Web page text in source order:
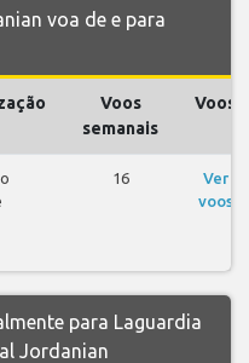
voa de e para
Voos
semanais
Voos
16
Ver
voos
para Laguardia
Jordanian